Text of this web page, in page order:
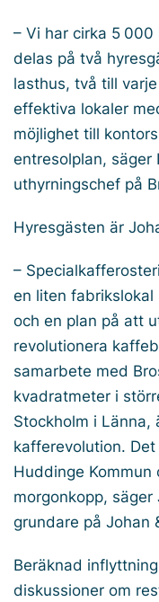
– Vi har cirka 5
delas på två
lasthus, två till
effektiva lokaler
möjlighet till
entresolplan, säger
uthyrningschef på
Hyresgästen är
–
en liten fabrikslokal
och en plan på att
revolutionera
samarbete med
kvadratmeter i
Stockholm i Länna,
kafferevolution.
Huddinge
morgonkopp,
grundare på Johan
Beräknad
diskussioner om